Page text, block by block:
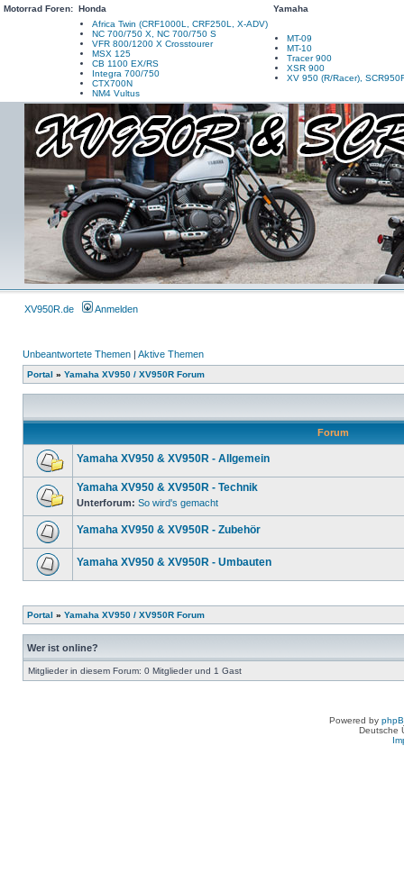
Motorrad Foren: Honda
Yamaha
Africa Twin (CRF1000L, CRF250L, X-ADV)
NC 700/750 X, NC 700/750 S
VFR 800/1200 X Crosstourer
MSX 125
CB 1100 EX/RS
Integra 700/750
CTX700N
NM4 Vultus
MT-09
MT-10
Tracer 900
XSR 900
XV 950 (R/Racer),
XV950R.de Anmelden
Unbeantwortete Themen | Aktive Themen
Portal » Yamaha XV950 / XV950R Forum
Forum
Yamaha XV950 & XV950R - Allgemein
Yamaha XV950 & XV950R - Technik
Unterforum: So wird's gemacht
Yamaha XV950 & XV950R - Zubehör
Yamaha XV950 & XV950R - Umbauten
Portal » Yamaha XV950 / XV950R Forum
Wer ist online?
Mitglieder in diesem Forum: 0 Mitglieder und 1 Gast
Powered by
Deutsche